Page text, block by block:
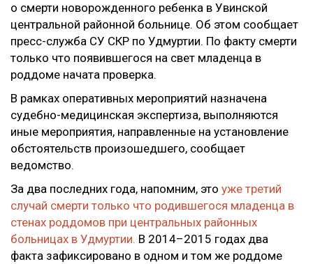
о смерти новорожденного ребенка в Увинской
центральной районной больнице. Об этом сообщает
пресс-служба СУ СКР по Удмуртии. По факту смерти
только что появившегося на свет младенца в
роддоме начата проверка.
В рамках оперативных мероприятий назначена
судебно-медицинская экспертиза, выполняются
иные мероприятия, направленные на установление
обстоятельств произошедшего, сообщает
ведомство.
За два последних года, напомним, это уже третий
случай смерти только что родившегося младенца в
стенах роддомов при центральных районных
больницах в Удмуртии. В 2014–2015 годах два
факта зафиксировано в одном и том же роддоме